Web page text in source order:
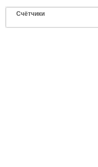
Счётчики